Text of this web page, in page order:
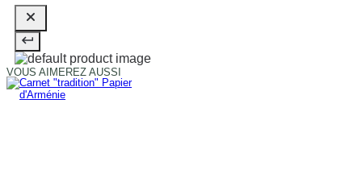
VOUS AIMEREZ AUSSI